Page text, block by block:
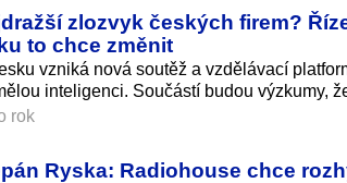
zlozvyk českých firem?
to chce změnit
vzniká nová soutěž a vzdělávací
inteligenci. Součástí budou výzkumy,
rok
Ryska: Radiohouse chce